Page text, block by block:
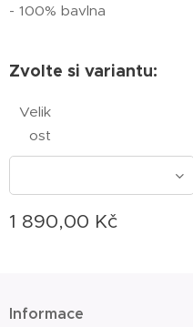
- 100% bavlna
Zvolte si variantu:
Velik
ost
1 890,00 Kč
Informace